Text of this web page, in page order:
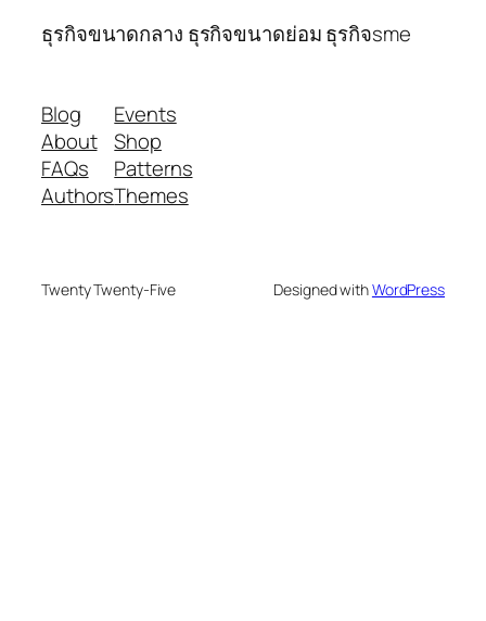
ธุรกิจขนาดกลาง ธุรกิจขนาดย่อม ธุรกิจsme
Blog
About
FAQs
Authors
Events
Shop
Patterns
Themes
Twenty Twenty-Five Designed withWordPress